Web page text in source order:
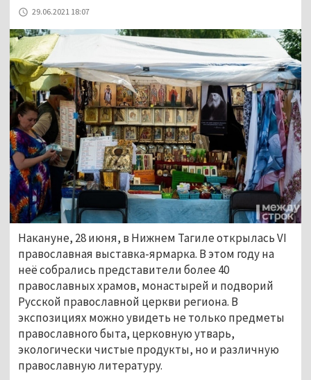
29.06.2021 18:07
Накануне, 28 июня, в Нижнем Тагиле открылась VI
православная выставка-ярмарка. В этом году на
неё собрались представители более 40
православных храмов, монастырей и подворий
Русской православной церкви региона. В
экспозициях можно увидеть не только предметы
православного быта, церковную утварь,
экологически чистые продукты, но и различную
православную литературу.